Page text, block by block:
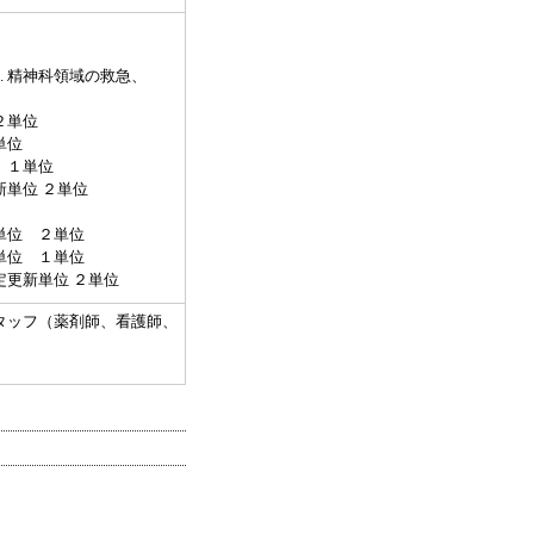
神科領域の救急、
単位
位
単位
位 ２単位
位 ２単位
位 １単位
新単位 ２単位
フ（薬剤師、看護師、